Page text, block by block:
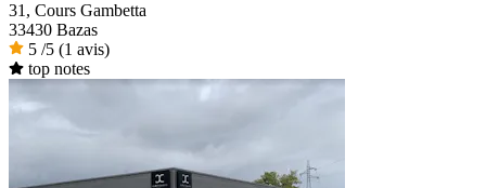
31, Cours Gambetta
33430 Bazas
5 /5 (1 avis)
top notes